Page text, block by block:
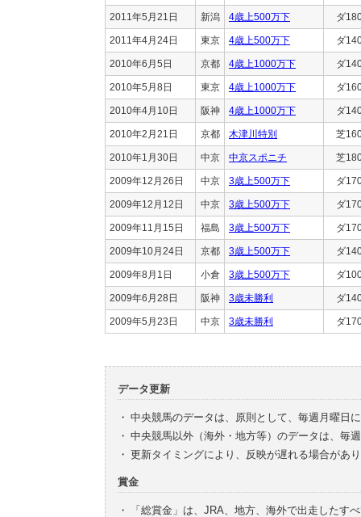
2011年5月21日 新潟 4歳上500万下 ダ
2011年4月24日 東京 4歳上500万下 ダ
2010年6月5日 京都 4歳上1000万下 ダ
2010年5月8日 東京 4歳上1000万下 ダ
2010年4月10日 阪神 4歳上1000万下 ダ
2010年2月21日 京都 木津川特別 芝
2010年1月30日 中京 中京スポニチ 芝
2009年12月26日 中京 3歳上500万下 ダ
2009年12月12日 中京 3歳上500万下 ダ
2009年11月15日 福島 3歳上500万下 ダ
2009年10月24日 京都 3歳上500万下 ダ
2009年8月1日 小倉 3歳上500万下 ダ
2009年6月28日 阪神 3歳未勝利 ダ
2009年5月23日 中京 3歳未勝利 ダ
データ更新
・ 中央競馬のデータは、原則として、毎週月曜日
・ 中央競馬以外（海外・地方等）のデータは、毎
・ 更新タイミングにより、反映が遅れる場合があ
賞金
・
「総賞金」は、JRA、地方、海外で出走したす